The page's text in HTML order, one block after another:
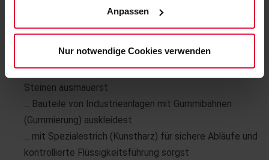
Cookie-Hinweis(Link im Fuß der Website)
bzw. derDatenschutzerklärung.
Anpassen
Nur notwendige Cookies verwenden
Du schaffst die Grundlage für sichere Industrieanlagen
... Gruben, Rinnen und Auffangtassen mit Glasfaser
(Laminat) auskleidest
... Gruben und Behälter mit keramischen Platten und
Steinen ausmauerst
... Bauteile von Industrieanlagen mit Gummibahnen
(Gummierung) auskleidest
... mit Spezialestrich (Kunstharz) für sichere Abläufe und
kontrollierte Flüssigkeitsführung sorgst